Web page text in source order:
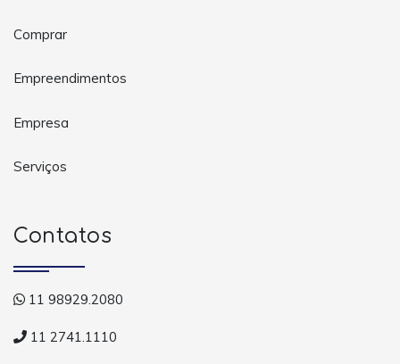
Comprar
Empreendimentos
Empresa
Serviços
Contatos
11 98929.2080
11 2741.1110